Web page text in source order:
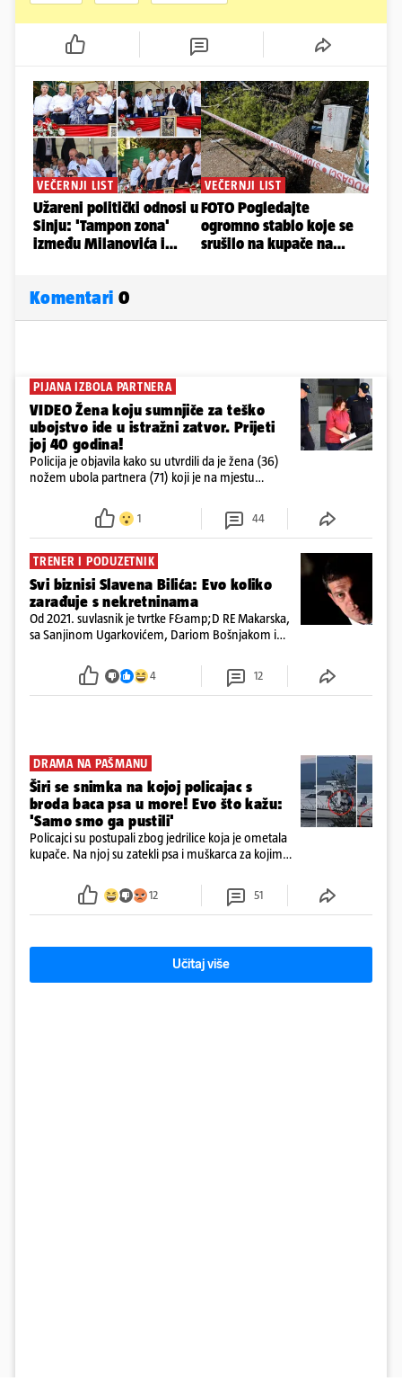
Komentari 0
PIJANA IZBOLA PARTNERA
VIDEO Žena koju sumnjiče za teško
ubojstvo ide u istražni zatvor. Prijeti
joj 40 godina!
Policija je objavila kako su utvrdili da je žena (36)
nožem ubola partnera (71) koji je na mjestu
ispitali i poslali u istražni zatvor
1 44
TRENER I PODUZETNIK
Svi biznisi Slavena Bilića: Evo koliko
zarađuje s nekretninama
Od 2021. suvlasnik je tvrtke F&amp;D RE Makarska,
sa Sanjinom Ugarkovićem, Dariom Bošnjakom i
poslovanje nekretninama, a od osnutka nema
zaposlenih
4 12
DRAMA NA PAŠMANU
Širi se snimka na kojoj policajac s
broda baca psa u more! Evo što kažu:
'Samo smo ga pustili'
Policajci su postupali zbog jedrilice koja je ometala
kupače. Na njoj su zatekli psa i muškarca za kojim
ga uhitili, a psa je preuzeo komunalni redar
12 51
Učitaj više